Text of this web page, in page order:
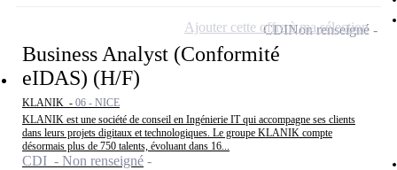
Business Analyst (Conformité
eIDAS) (H/F)
KLANIK - 06 - NICE
KLANIK est une société de conseil en Ingénierie IT qui accompagne ses clients
dans leurs projets digitaux et technologiques. Le groupe KLANIK compte
désormais plus de 750 talents, évoluant dans 16...
CDI - Non renseigné
CDINon renseigné
Ajouter cette offre à ma sélection